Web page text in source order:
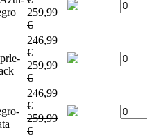
259,99
€
246,99
€
259,99
€
246,99
€
259,99
€